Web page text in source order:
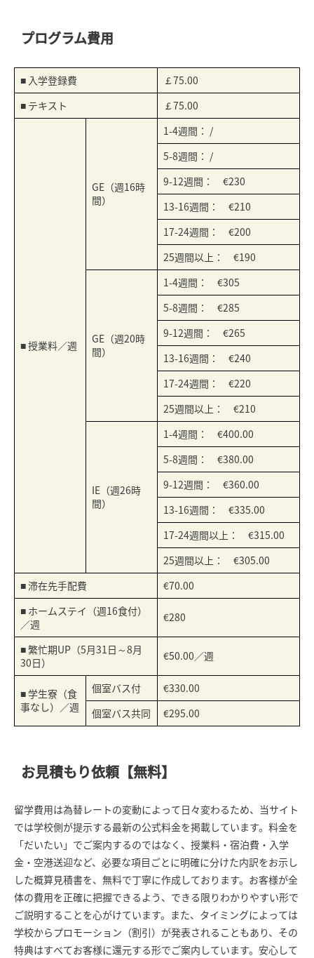
プログラム費用
■ 入学登録費
￡75.00
■ テキスト
￡75.00
■ 授業料／週
GE（週16時
間）
1-4週間： /
5-8週間： /
9-12週間： €230
13-16週間： €210
17-24週間： €200
25週間以上： €190
GE（週20時
間）
1-4週間： €305
5-8週間： €285
9-12週間： €265
13-16週間： €240
17-24週間： €220
25週間以上： €210
IE（週26時
間）
1-4週間： €400.00
5-8週間： €380.00
9-12週間： €360.00
13-16週間： €335.00
17-24週間以上： €315.00
25週間以上： €305.00
■ 滞在先手配費
€70.00
■ ホームステイ（週16食付）
／週
€280
■ 繁忙期UP（5月31日～8月
30日）
€50.00／週
■ 学生寮（食
事なし）／週
個室バス付
€330.00
個室バス共同
€295.00
お見積もり依頼【無料】
留学費用は為替レートの変動によって日々変わるため、当サイト
では学校側が提示する最新の公式料金を掲載しています。料金を
「だいたい」でご案内するのではなく、授業料・宿泊費・入学
金・空港送迎など、必要な項目ごとに明確に分けた内訳をお示し
した概算見積書を、無料で丁寧に作成しております。お客様が全
体の費用を正確に把握できるよう、できる限りわかりやすい形で
ご説明することを心がけています。また、タイミングによっては
学校からプロモーション（割引）が発表されることもあり、その
特典はすべてお客様に還元する形でご案内しています。安心して